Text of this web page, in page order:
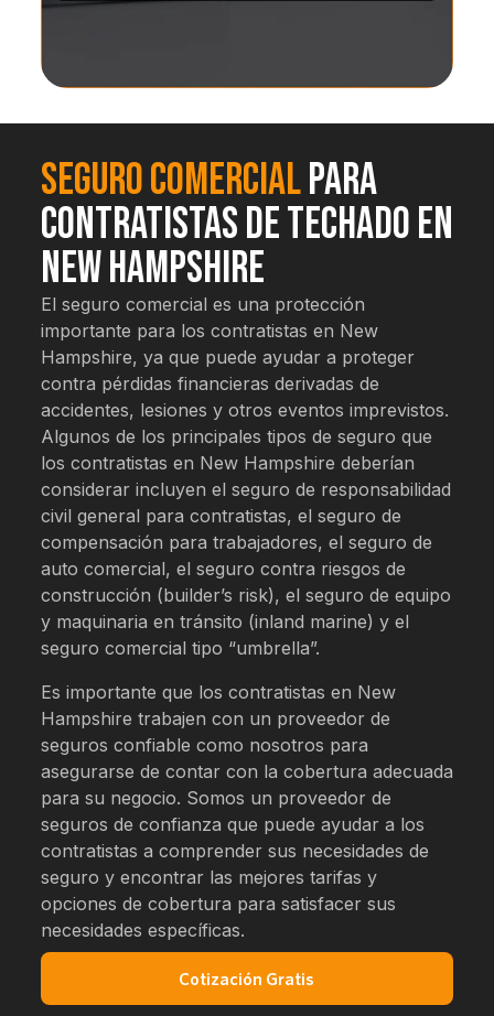
Seguro Comercialpara
Contratistas de Techado en
New Hampshire
El seguro comercial es una protección
importante para los contratistas en New
Hampshire, ya que puede ayudar a proteger
contra pérdidas financieras derivadas de
accidentes, lesiones y otros eventos imprevistos.
Algunos de los principales tipos de seguro que
los contratistas en New Hampshire deberían
considerar incluyen el seguro de responsabilidad
civil general para contratistas, el seguro de
compensación para trabajadores, el seguro de
auto comercial, el seguro contra riesgos de
construcción (builder’s risk), el seguro de equipo
y maquinaria en tránsito (inland marine) y el
seguro comercial tipo “umbrella”.
Es importante que los contratistas en New
Hampshire trabajen con un proveedor de
seguros confiable como nosotros para
asegurarse de contar con la cobertura adecuada
para su negocio. Somos un proveedor de
seguros de confianza que puede ayudar a los
contratistas a comprender sus necesidades de
seguro y encontrar las mejores tarifas y
opciones de cobertura para satisfacer sus
necesidades específicas.
Cotización Gratis